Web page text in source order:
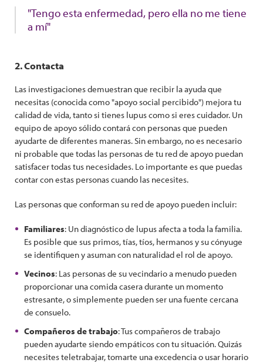
"Tengo esta enfermedad, pero ella no me tiene
a mí"
2. Contacta
Las investigaciones demuestran que recibir la ayuda que
necesitas (conocida como "apoyo social percibido") mejora tu
calidad de vida, tanto si tienes lupus como si eres cuidador. Un
equipo de apoyo sólido contará con personas que pueden
ayudarte de diferentes maneras. Sin embargo, no es necesario
ni probable que todas las personas de tu red de apoyo puedan
satisfacer todas tus necesidades. Lo importante es que puedas
contar con estas personas cuando las necesites.
Las personas que conforman su red de apoyo pueden incluir:
Familiares: Un diagnóstico de lupus afecta a toda la familia.
Es posible que sus primos, tías, tíos, hermanos y su cónyuge
se identifiquen y asuman con naturalidad el rol de apoyo.
Vecinos: Las personas de su vecindario a menudo pueden
proporcionar una comida casera durante un momento
estresante, o simplemente pueden ser una fuente cercana
de consuelo.
Compañeros de trabajo: Tus compañeros de trabajo
pueden ayudarte siendo empáticos con tu situación. Quizás
necesites teletrabajar, tomarte una excedencia o usar horario